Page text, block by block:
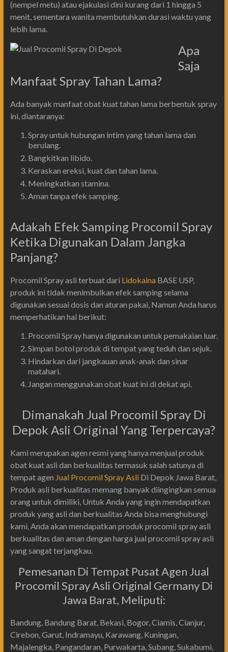
(nempel metu) atau ejakulasi dini kurang dari 1 hingga 5
menit, sementara wanita membutuhkan durasi waktu yang
lebih lama.
Apa
Saja
Manfaat Spray Tahan Lama?
Ada banyak manfaat obat kuat tahan lama berbentuk spray
ini, diantaranya:
Spray untuk hubungan intim yang tahan lama dan
berulang.
Bangkitkan libido.
Keraskan ereksi, kuat dan tahan lama.
Meningkatkan stamina.
Aman tanpa efek samping.
Adakah Efek Samping Procomil Spray
Ketika Digunakan Dalam Jangka
Panjang?
Procomil Spray asli terbuat dari LidokainaBASE USP,
produk ini tidak menimbulkan efek samping selama
digunakan sesuai dosis dan aturan pakai, Namun Anda harus
memperhatikan hal berikut:
Procomil Spray hanya digunakan untuk pemakaian luar.
Simpan botol produk di tempat yang teduh dan sejuk.
Hindarkan dari jangkauan anak-anak dan sinar
matahari.
Jangan menggunakan obat kuat ini di dekat api.
Dimanakah Jual Procomil Spray Di
Depok Asli Original Yang Terpercaya?
Kami merupakan agen resmi yang hanya menjual produk
obat kuat asli dan berkualitas termasuk salah satunya di
tempat agen Jual Procomil Spray AsliDi Depok Jawa Barat,
Produk asli berkualitas memang banyak diingingkan semua
orang untuk dimiliki, Untuk Anda yang ingin mendapatkan
produk yang asli dan berkualitas Anda bisa menghubungi
kami, Anda akan mendapatkan produk procomil spray asli
berkualitas dan aman dengan harga jual procomil spray asli
yang sangat terjangkau.
Pemesanan Di Tempat Pusat Agen Jual
Procomil Spray Asli Original Germany Di
Jawa Barat, Meliputi:
Bandung, Bandung Barat, Bekasi, Bogor, Ciamis, Cianjur,
Cirebon, Garut, Indramayu, Karawang, Kuningan,
Majalengka, Pangandaran, Purwakarta, Subang, Sukabumi,